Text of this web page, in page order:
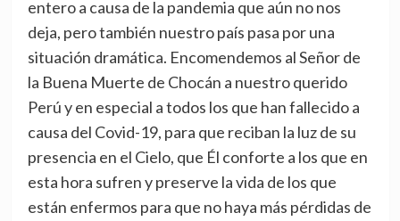
entero a causa de la pandemia que aún no nos
deja, pero también nuestro país pasa por una
situación dramática. Encomendemos al Señor de
la Buena Muerte de Chocán a nuestro querido
Perú y en especial a todos los que han fallecido a
causa del Covid-19, para que reciban la luz de su
presencia en el Cielo, que Él conforte a los que en
esta hora sufren y preserve la vida de los que
están enfermos para que no haya más pérdidas de